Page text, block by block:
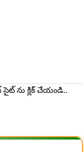
సైట్ ను క్లిక్ చేయండి..